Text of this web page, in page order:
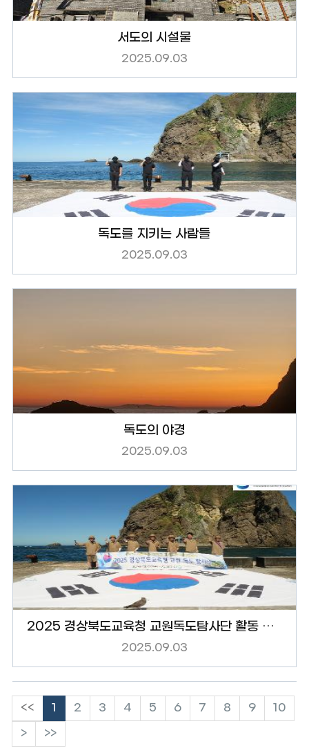
서도의 시설물
2025.09.03
독도를 지키는 사람들
2025.09.03
독도의 야경
2025.09.03
2025 경상북도교육청 교원독도탐사단 활동 모습
2025.09.03
<< 1 2 3 4 5 6 7 8 9
10
>
>>